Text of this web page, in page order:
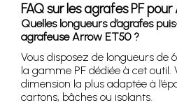
FAQ sur les agrafes PF
Quelles longueurs d’agrafes
agrafeuse Arrow ET50 ?
Vous disposez de longueurs de
la gamme PF dédiée à cet outil.
dimension la plus adaptée à
cartons, bâches ou isolants.